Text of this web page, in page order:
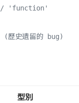
'function'
史遺留的 bug)
型別